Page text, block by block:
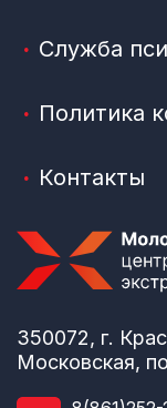
350072, г.
Московская,
Служба
Политика
Контакты